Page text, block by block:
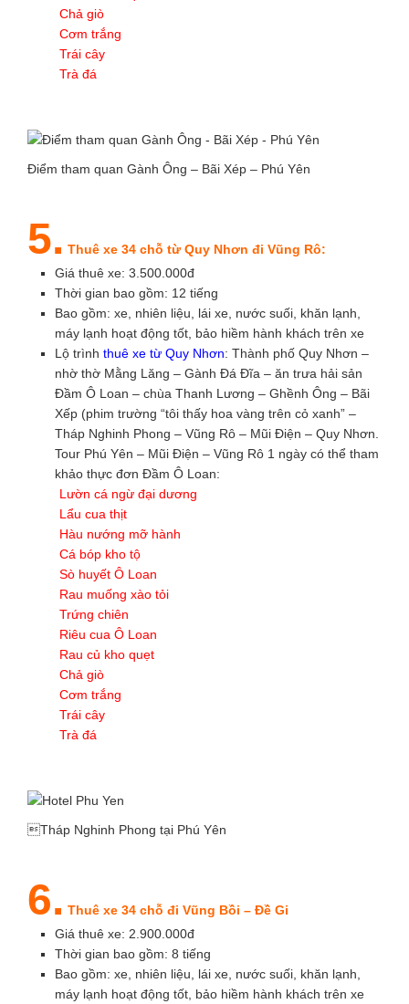
Chả giò
Cơm trắng
Trái cây
Trà đá
Điểm tham quan Gành Ông – Bãi Xép – Phú Yên
5. Thuê xe 34 chỗ từ Quy Nhơn đi Vũng Rô:
Giá thuê xe: 3.500.000đ
Thời gian bao gồm: 12 tiếng
Bao gồm: xe, nhiên liệu, lái xe, nước suối, khăn lạnh,
máy lạnh hoạt động tốt, bảo hiềm hành khách trên xe
Lộ trình thuê xe từ Quy Nhơn: Thành phố Quy Nhơn –
nhờ thờ Mằng Lăng – Gành Đá Đĩa – ăn trưa hải sản
Đầm Ô Loan – chùa Thanh Lương – Ghềnh Ông – Bãi
Xếp (phim trường “tôi thấy hoa vàng trên cỏ xanh” –
Tháp Nghinh Phong – Vũng Rô – Mũi Điện – Quy Nhơn.
Tour Phú Yên – Mũi Điện – Vũng Rô 1 ngày có thể tham
khảo thực đơn Đầm Ô Loan:
Lườn cá ngừ đại dương
Lẩu cua thịt
Hàu nướng mỡ hành
Cá bóp kho tộ
Sò huyết Ô Loan
Rau muống xào tỏi
Trứng chiên
Riêu cua Ô Loan
Rau củ kho quẹt
Chả giò
Cơm trắng
Trái cây
Trà đá
Tháp Nghinh Phong tại Phú Yên
6. Thuê xe 34 chỗ đi Vũng Bồi – Đề Gi
Giá thuê xe: 2.900.000đ
Thời gian bao gồm: 8 tiếng
Bao gồm: xe, nhiên liệu, lái xe, nước suối, khăn lạnh,
máy lạnh hoạt động tốt, bảo hiềm hành khách trên xe